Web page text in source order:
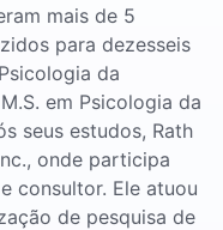
mais de 5
para dezesseis
da
em Psicologia da
seus estudos, Rath
onde participa
consultor. Ele atuou
de pesquisa de